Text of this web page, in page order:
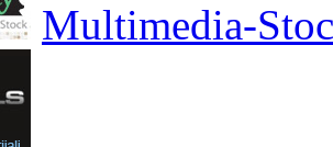
Multimedia-